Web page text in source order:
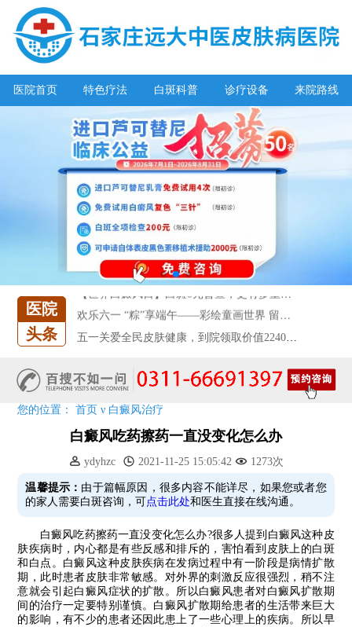
医院首页 特色疗法 白斑科普 诊疗设备 来院路线
医院
头条
阳春三月·抗白复发——远大白斑抗复发活动开启!
7天唤醒黑色素，寒假不留白 体面迎新年!
【世界白癜风日】白斑0元普查，更有多重福利千万别错过!
欢乐六一 “粽”享端午——彩绘童画世界 留住美丽瞬间
阳春三月·抗白复发——远大白斑抗复发活动开启!
恭贺伍德镜检查系统成功落户!暑期超强福利点击领取!
您的位置：首页 ν 白癜风治疗
白癜风吃药擦药一直没变化怎么办
ydyhzc 2021-11-25 15:05:42 1273次
温馨提示： 由于篇幅原因，很多内容不能详尽，如果您或者您
的家人需要白斑咨询，可点击此处和医生直接在线沟通。
白癜风吃药擦药一直没变化怎么办?很多人提到白癜风这种皮
肤疾病时，内心都是有些反感和排斥的，害怕看到皮肤上的白斑
和白点。白癜风这种皮肤疾病在发病过程中有一阶段是病情扩散
期，此时患者皮肤非常敏感。对外界的刺激反应很强烈，稍不注
意就会引起白癜风症状的扩散。所以白癜风患者对白癜风扩散期
间的治疗一定要特别谨慎。白癜风扩散期给患者的生活带来巨大
的影响，有不少的患者还因此患上了一些心理上的疾病。所以早